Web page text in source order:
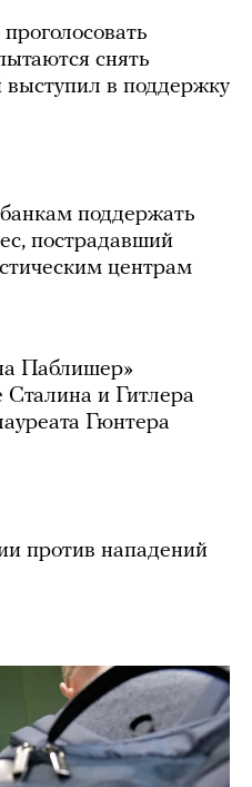
снять
выступил в поддержку
поддержать
пострадавший
центрам
Паблишер»
Сталина и Гитлера
Гюнтера
против нападений